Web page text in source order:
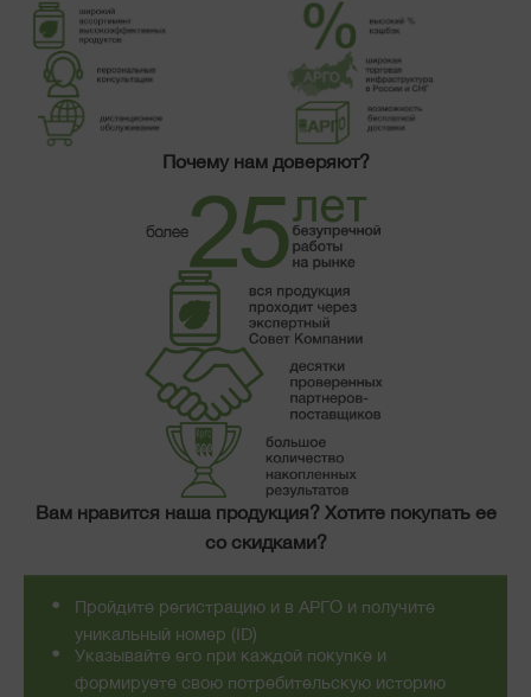
Почему нам доверяют?
Вам нравится наша продукция? Хотите покупать ее
со скидками?
Пройдите регистрацию и в АРГО и получите
уникальный номер (ID)
Указывайте его при каждой покупке и
формируете свою потребительскую историю